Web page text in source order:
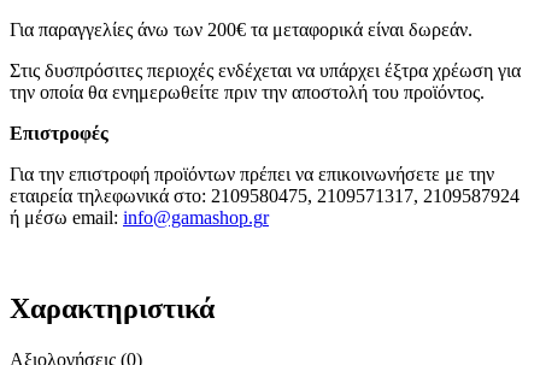
Για παραγγελίες άνω των 200€ τα μεταφορικά είναι δωρεάν.
Στις δυσπρόσιτες περιοχές ενδέχεται να υπάρχει έξτρα χρέωση για
την οποία θα ενημερωθείτε πριν την αποστολή του προϊόντος.
Επιστροφές
Για την επιστροφή προϊόντων πρέπει να επικοινωνήσετε με την
εταιρεία τηλεφωνικά στο: 2109580475, 2109571317, 2109587924
ή μέσω email: info@gamashop.gr
Χαρακτηριστικά
Αξιολογήσεις (0)